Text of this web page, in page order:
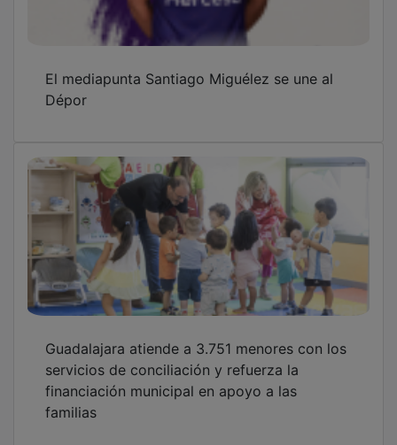
financiación municipal en apoyo a las
familias
Ape­degu lanza la campaña “El deporte en
verano tiene premio”
OTRAS NOTICIAS